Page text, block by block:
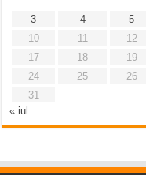
3
4 5
10
11 12
17
18 19
24
25 26
31
« iul.